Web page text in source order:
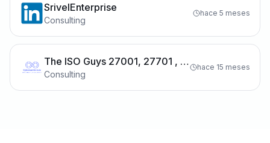
SrivelEnterprise
Consulting
hace 5 meses
The ISO Guys 27001, 27701 , 42001
Consulting
hace 15 meses